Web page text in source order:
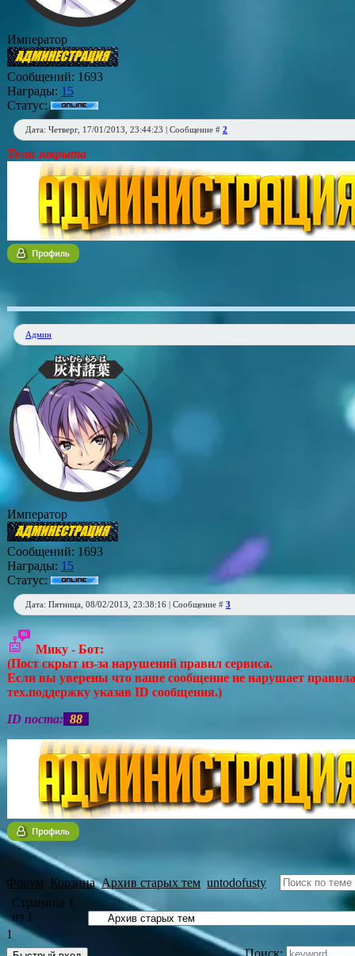
Император
Сообщений: 1693
Награды: 15
Статус:
Дата: Четверг, 17/01/2013, 23:44:23 | Сообщение # 2
Тема закрыта
Админ
Император
Сообщений: 1693
Награды: 15
Статус:
Дата: Пятница, 08/02/2013, 23:38:16 | Сообщение # 3
Мику - Бот:
(Пост скрыт из-за нарушений правил сервиса.
Если вы уверены что ваше сообщение не нарушает правила
тех.поддержку указав ID сообщения.)
ID поста: 88
Форум Корзина Архив старых тем untodofusty
Страница 1
из 1
1
Поиск: